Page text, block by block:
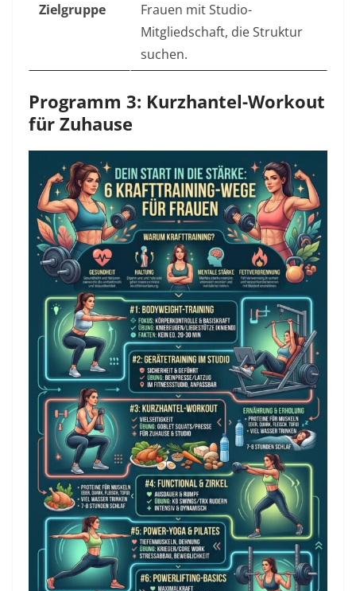
Zielgruppe
Frauen mit Studio-
Mitgliedschaft, die Struktur
suchen.
Programm 3: Kurzhantel-Workout
für Zuhause